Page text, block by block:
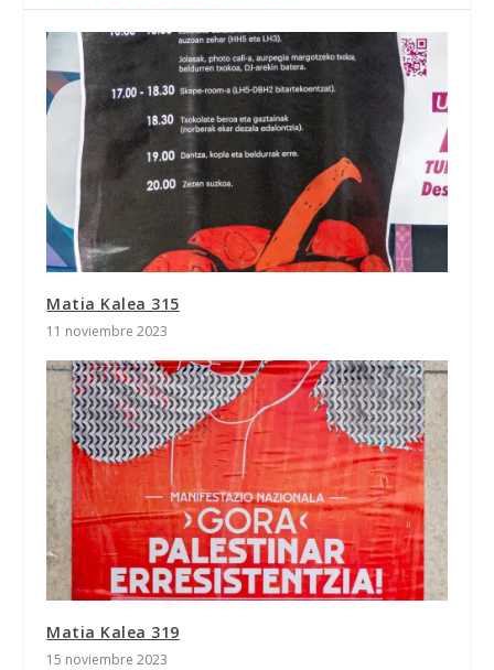
Matia Kalea 315
11 noviembre 2023
Matia Kalea 319
15 noviembre 2023